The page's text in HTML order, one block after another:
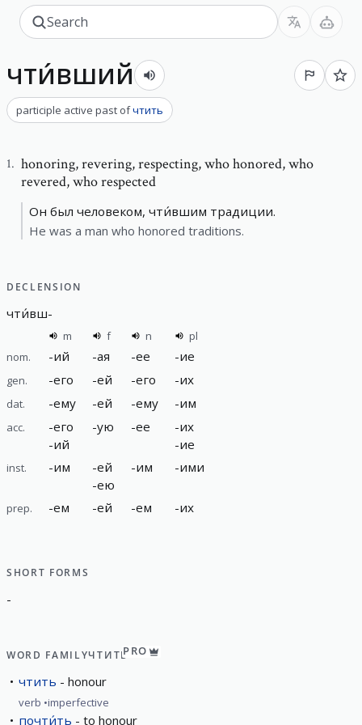
чти́вший
participle active past ofчтить
1. honoring,revering, respecting, who honored, who
revered, who respected
Он был человеком, чти́вшим традиции.
He was a man who honored traditions.
DECLENSION
чти́вш-
m f n
pl
nom.
-ий -ая -ее -ие
gen. -его -ей -его -их
dat. -ему -ей -ему -им
acc. -его
-ий
-ую -ее -их
-ие
inst. -им -ей
-ею
-им -ими
prep. -ем -ей -ем -их
SHORT FORMS
-
WORD FAMILYЧТИТЬPRO
чтить honour
verb imperfective
почти́ть to honour